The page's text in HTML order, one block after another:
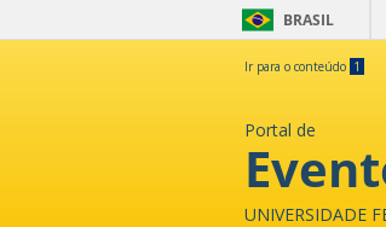
BRASIL
Ir para o conteúdo 1
Portal de
UNIVERSIDADE